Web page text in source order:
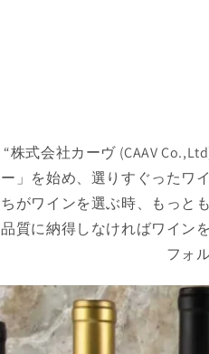
“株式会社カーヴ (CAAV
ー」を始め、選りすぐったワ
ちがワインを選ぶ時、もっと
品質に納得しなければワイン
フォ